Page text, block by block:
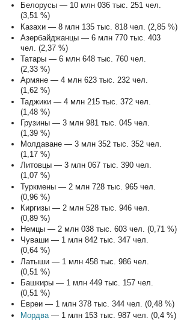
Белорусы — 10 млн 036 тыс. 251 чел.
(3,51 %)
Казахи — 8 млн 135 тыс. 818 чел. (2,85 %)
Азербайджанцы — 6 млн 770 тыс. 403
чел. (2,37 %)
Татары — 6 млн 648 тыс. 760 чел.
(2,33 %)
Армяне — 4 млн 623 тыс. 232 чел.
(1,62 %)
Таджики — 4 млн 215 тыс. 372 чел.
(1,48 %)
Грузины — 3 млн 981 тыс. 045 чел.
(1,39 %)
Молдаване — 3 млн 352 тыс. 352 чел.
(1,17 %)
Литовцы — 3 млн 067 тыс. 390 чел.
(1,07 %)
Туркмены — 2 млн 728 тыс. 965 чел.
(0,96 %)
Киргизы — 2 млн 528 тыс. 946 чел.
(0,89 %)
Немцы — 2 млн 038 тыс. 603 чел. (0,71 %)
Чуваши — 1 млн 842 тыс. 347 чел.
(0,64 %)
Латыши — 1 млн 458 тыс. 986 чел.
(0,51 %)
Башкиры — 1 млн 449 тыс. 157 чел.
(0,51 %)
Евреи — 1 млн 378 тыс. 344 чел. (0,48 %)
Мордва— 1 млн 153 тыс. 987 чел. (0,4 %)